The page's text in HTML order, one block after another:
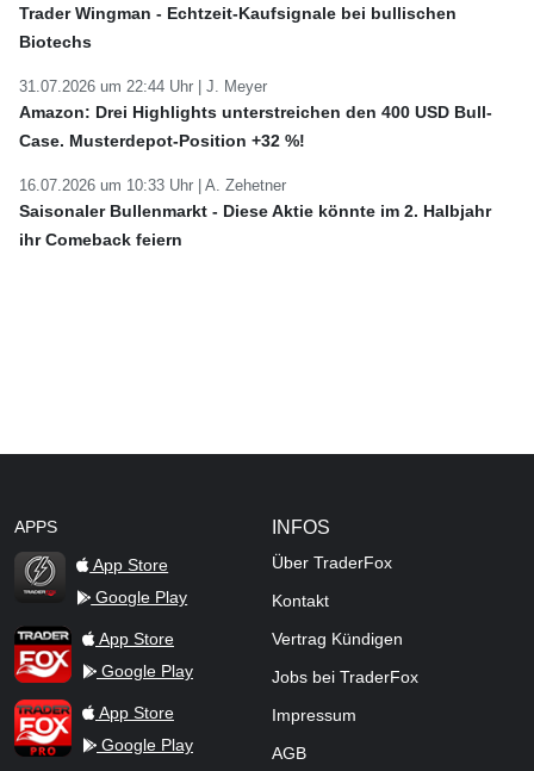
Trader Wingman - Echtzeit-Kaufsignale bei bullischen
Biotechs
31.07.2026 um 22:44 Uhr | J. Meyer
Amazon: Drei Highlights unterstreichen den 400 USD Bull-
Case. Musterdepot-Position +32 %!
16.07.2026 um 10:33 Uhr | A. Zehetner
Saisonaler Bullenmarkt - Diese Aktie könnte im 2. Halbjahr
ihr Comeback feiern
APPS
TraderFox Flash
App Store
Google Play
TraderFox AppApp Store
Google Play
TraderFox ProApp Store
Google Play
INFOS
Über TraderFox
Kontakt
Vertrag Kündigen
Jobs bei TraderFox
Impressum
AGB